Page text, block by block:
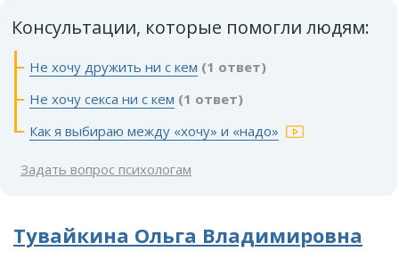
Консультации, которые помогли людям:
Не хочу дружить ни с кем (1 ответ)
Не хочу секса ни с кем (1 ответ)
Как я выбираю между «хочу» и «надо»
Задать вопрос психологам
Тувайкина Ольга Владимировна